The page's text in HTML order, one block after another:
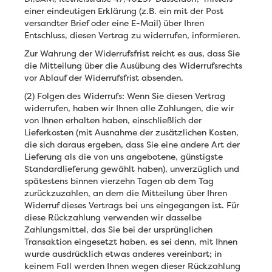
einer eindeutigen Erklärung (z.B. ein mit der Post
versandter Brief oder eine E-Mail) über Ihren
Entschluss, diesen Vertrag zu widerrufen, informieren.
Zur Wahrung der Widerrufsfrist reicht es aus, dass Sie
die Mitteilung über die Ausübung des Widerrufsrechts
vor Ablauf der Widerrufsfrist absenden.
(2) Folgen des Widerrufs: Wenn Sie diesen Vertrag
widerrufen, haben wir Ihnen alle Zahlungen, die wir
von Ihnen erhalten haben, einschließlich der
Lieferkosten (mit Ausnahme der zusätzlichen Kosten,
die sich daraus ergeben, dass Sie eine andere Art der
Lieferung als die von uns angebotene, günstigste
Standardlieferung gewählt haben), unverzüglich und
spätestens binnen vierzehn Tagen ab dem Tag
zurückzuzahlen, an dem die Mitteilung über Ihren
Widerruf dieses Vertrags bei uns eingegangen ist. Für
diese Rückzahlung verwenden wir dasselbe
Zahlungsmittel, das Sie bei der ursprünglichen
Transaktion eingesetzt haben, es sei denn, mit Ihnen
wurde ausdrücklich etwas anderes vereinbart; in
keinem Fall werden Ihnen wegen dieser Rückzahlung